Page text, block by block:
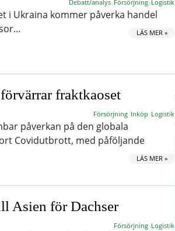
Debatt/analys Försörjning Logistik
i Ukraina kommer påverka handel
LÄS MER »
fraktkaoset
Försörjning Inköp Logistik
påverkan på den globala
Covidutbrott, med påföljande
LÄS MER »
Asien för Dachser
Försörjning Logistik